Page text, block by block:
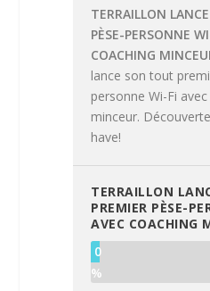
TERRAILLON
PÈSE-PERSONNE
COACHING
lance son tout
personne Wi-Fi
minceur.
have!
TERRAILLON
PREMIER PÈSE-
AVEC COACHING
0
%